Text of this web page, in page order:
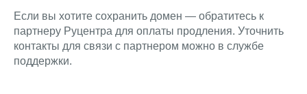
Если вы хотите сохранить домен — обратитесь к
партнеру Руцентра для оплаты продления. Уточнить
контакты для связи с партнером можно в службе
поддержки.